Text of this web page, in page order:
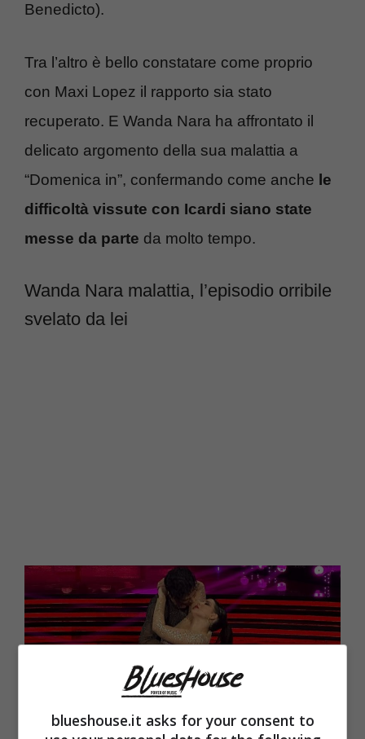
Benedicto).
Tra l’altro è bello constatare come proprio
con Maxi Lopez il rapporto sia stato
recuperato. E Wanda Nara ha affrontato il
delicato argomento della sua malattia a
“Domenica in”, confermando come anche le
difficoltà vissute con Icardi siano state
messe da parte da molto tempo.
Wanda Nara malattia, l’episodio orribile
svelato da lei
blueshouse.it asks for your consent to